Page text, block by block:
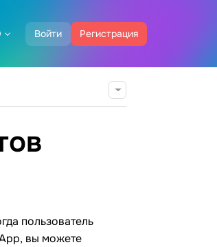
Войти Регистрация
пользователь
вы можете